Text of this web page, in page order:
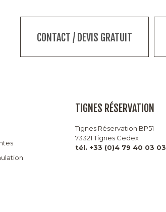
CONTACT / DEVIS GRATUIT
TIGNES RÉSERVATION
Tignes Réservation BP51
73321 Tignes Cedex
tél. +33 (0)4 79 40 03 03